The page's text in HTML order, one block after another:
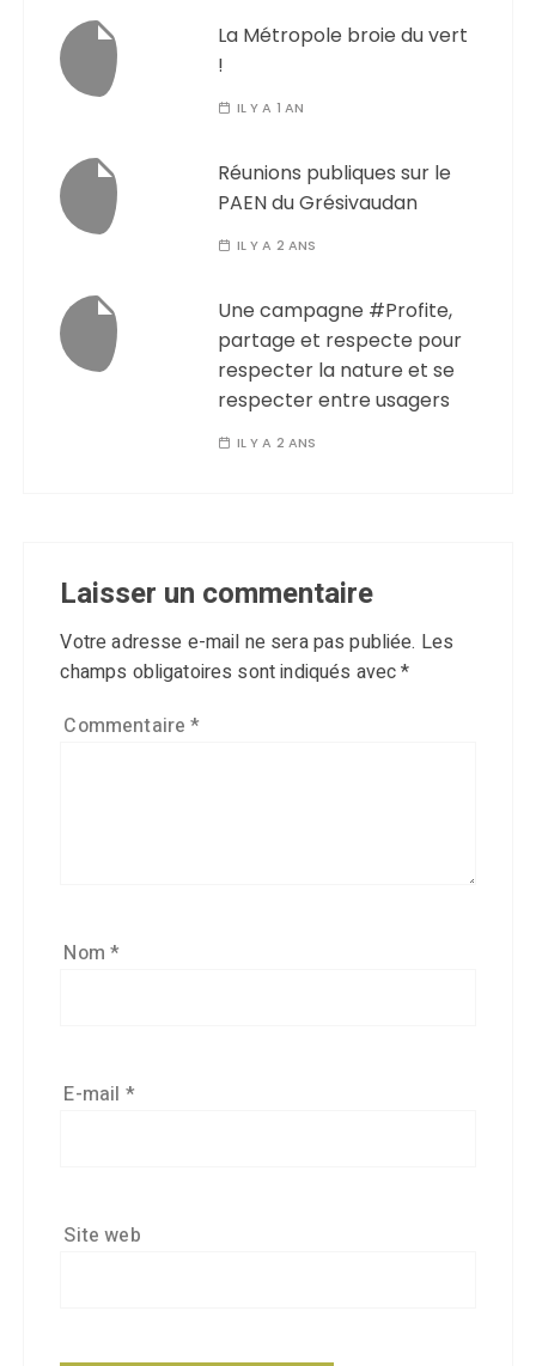
La Métropole broie du vert
!
IL Y A 1 AN
Réunions publiques sur le
PAEN du Grésivaudan
IL Y A 2 ANS
Une campagne #Profite,
partage et respecte pour
respecter la nature et se
respecter entre usagers
IL Y A 2 ANS
Laisser un commentaire
Votre adresse e-mail ne sera pas publiée. Les
champs obligatoires sont indiqués avec*
Commentaire*
Nom*
E-mail *
Site web